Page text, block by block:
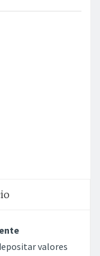
valores